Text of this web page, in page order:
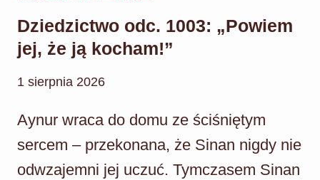
Dziedzictwo odc. 1003: „Powiem
jej, że ją kocham!”
1 sierpnia 2026
Aynur wraca do domu ze ściśniętym
sercem – przekonana, że Sinan nigdy nie
odwzajemni jej uczuć. Tymczasem Sinan